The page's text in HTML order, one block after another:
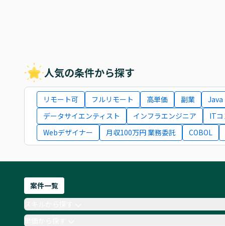
人気の条件から探す
リモート可 フルリモート 高単価 副業
Java
データサイエンティスト
インフラエンジニア
IT
Webデザイナー
月収100万円 業務委託 COBOL
案件一覧
単価から探す